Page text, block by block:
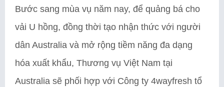
Bước sang mùa vụ năm nay, để quảng bá cho
vải U hồng, đồng thời tạo nhận thức với người
dân Australia và mở rộng tiềm năng đa dạng
hóa xuất khẩu, Thương vụ Việt Nam tại
Australia sẽ phối hợp với Công ty 4wayfresh tổ